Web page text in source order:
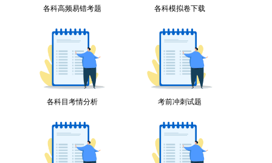
各科高频易错考题 各科模拟卷下载
各科目考情分析 考前冲刺试题